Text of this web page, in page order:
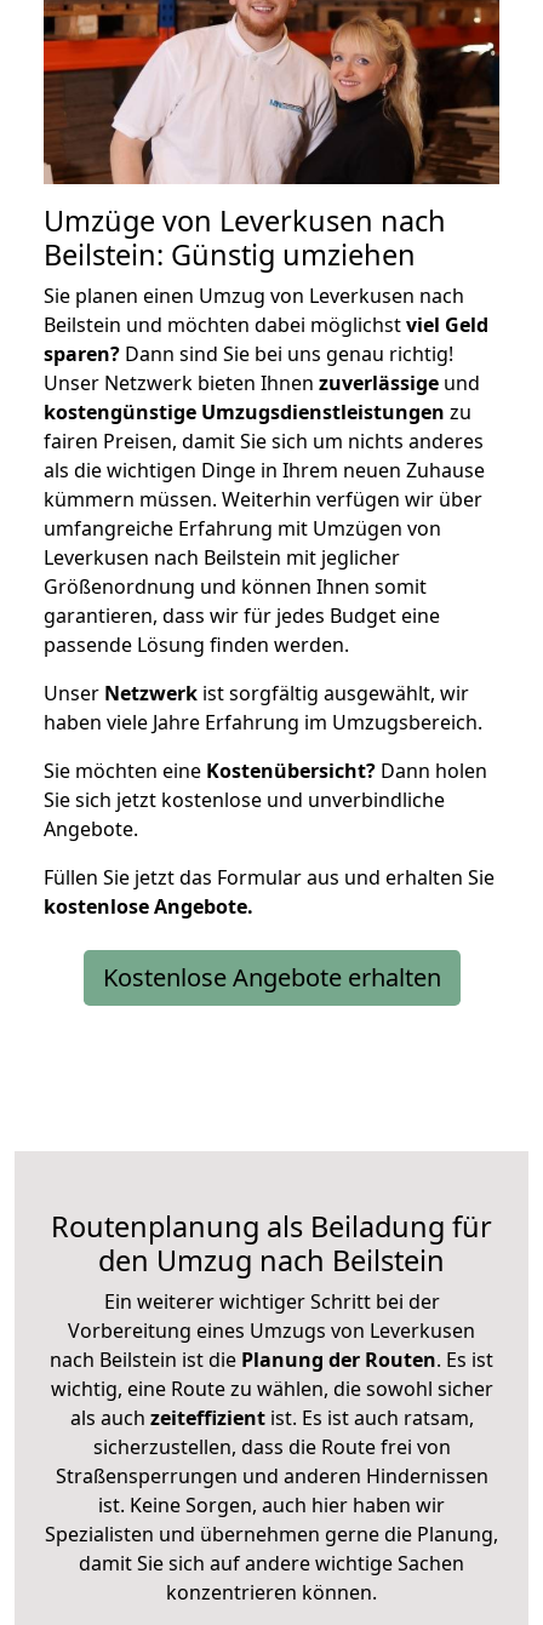
Umzüge von Leverkusen nach
Beilstein: Günstig umziehen
Sie planen einen Umzug von Leverkusen nach
Beilstein und möchten dabei möglichstviel Geld
sparen? Dann sind Sie bei uns genau richtig!
Unser Netzwerk bieten Ihnen zuverlässige und
kostengünstige Umzugsdienstleistungen zu
fairen Preisen, damit Sie sich um nichts anderes
als die wichtigen Dinge in Ihrem neuen Zuhause
kümmern müssen. Weiterhin verfügen wir über
umfangreiche Erfahrung mit Umzügen von
Leverkusen nach Beilstein mit jeglicher
Größenordnung und können Ihnen somit
garantieren, dass wir für jedes Budget eine
passende Lösung finden werden.
Unser Netzwerk ist sorgfältig ausgewählt, wir
haben viele Jahre Erfahrung im Umzugsbereich.
Sie möchten eine Kostenübersicht? Dann holen
Sie sich jetzt kostenlose und unverbindliche
Angebote.
Füllen Sie jetzt das Formular aus und erhalten Sie
kostenloseAngebote.
Kostenlose Angebote erhalten
Routenplanung als Beiladung für
den Umzug nach Beilstein
Ein weiterer wichtiger Schritt bei der
Vorbereitung eines Umzugs von Leverkusen
nach Beilstein ist die Planung der Routen. Es ist
wichtig, eine Route zu wählen, die sowohl sicher
als auch zeiteffizientist. Es ist auch ratsam,
sicherzustellen, dass die Route frei von
Straßensperrungen und anderen Hindernissen
ist. Keine Sorgen, auch hier haben wir
Spezialisten und übernehmen gerne die Planung,
damit Sie sich auf andere wichtige Sachen
konzentrieren können.